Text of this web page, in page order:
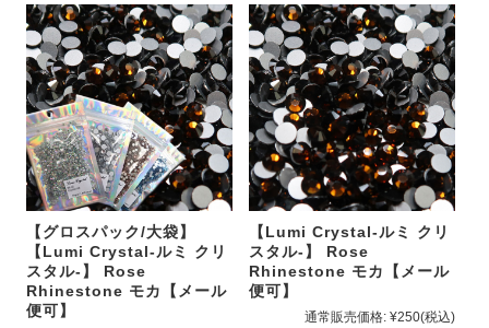
【グロスパック/大袋】
【Lumi Crystal-ルミ クリ
スタル-】 Rose
Rhinestone モカ【メール
便可】
【Lumi Crystal-ルミ クリ
スタル-】 Rose
Rhinestone モカ【メール
便可】
通常販売価格: ¥250(税込)